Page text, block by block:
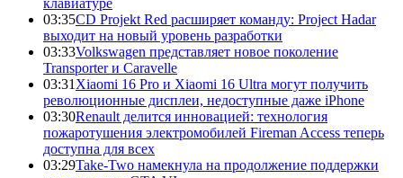
03:35CD Projekt Red расширяет команду: Project Hadar
выходит на новый уровень разработки
03:33Volkswagen представляет новое поколение
Transporter и Caravelle
03:31 Xiaomi 16 Pro и Xiaomi 16 Ultra могут получить
революционные дисплеи, недоступные даже iPhone
03:30Renault делится инновацией: технология
пожаротушения электромобилей Fireman Access теперь
доступна для всех
03:29Take-Two намекнула на продолжение поддержки